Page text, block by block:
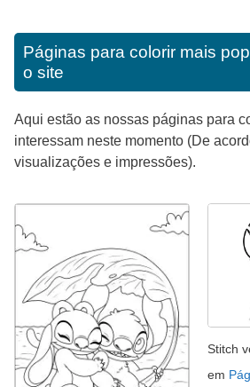
Páginas para colorir mais
o site
Aqui estão as nossas páginas para
interessam neste momento (De
visualizações e impressões).
Stitch
em